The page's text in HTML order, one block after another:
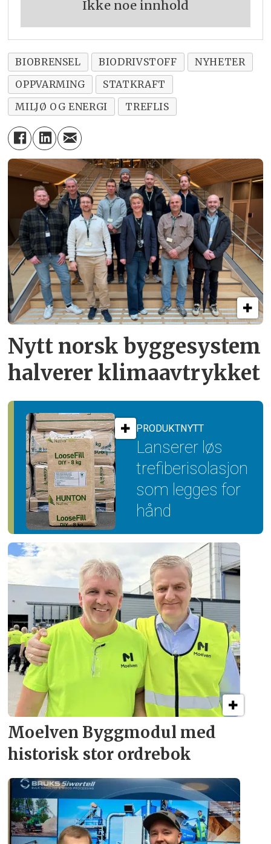
Ikke noe innhold
BIOBRENSEL BIODRIVSTOFF
NYHETER
OPPVARMING
STATKRAFT
MILJØ OG ENERGI
TREFLIS
Nytt norsk byggesystem
halverer klimaavtrykket
PRODUKTNYTT
Lanserer løs
trefiber­isolasjon
som legges for
hånd
Moelven Byggmodul med
historisk stor ordrebok